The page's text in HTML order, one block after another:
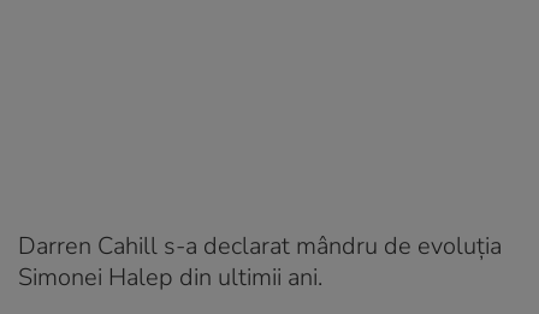
Darren Cahill s-a declarat mândru de evoluția
Simonei Halep din ultimii ani.